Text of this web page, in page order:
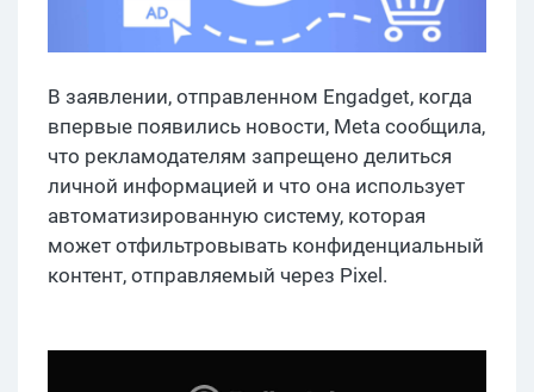
В заявлении, отправленном Engadget, когда
впервые появились новости, Meta сообщила,
что рекламодателям запрещено делиться
личной информацией и что она использует
автоматизированную систему, которая
может отфильтровывать конфиденциальный
контент, отправляемый через Pixel.